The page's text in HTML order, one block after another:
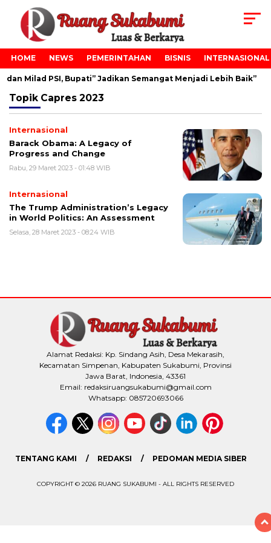
HOME NEWS PEMERINTAHAN BISNIS INTERNASIONAL
Milad PSI, Bupati” Jadikan Semangat Menjadi Lebih Baik”
Topik Capres 2023
Internasional
Barack Obama: A Legacy of
Progress and Change
Rabu, 29 Maret 2023 - 01:48 WIB
Internasional
The Trump Administration’s Legacy
in World Politics: An Assessment
Selasa, 28 Maret 2023 - 08:24 WIB
Alamat Redaksi: Kp. Sindang Asih, Desa Mekarasih,
Kecamatan Simpenan, Kabupaten Sukabumi, Provinsi
Jawa Barat, Indonesia, 43361
Email: redaksiruangsukabumi@gmail.com
Whatsapp: 085720693066
TENTANG KAMI REDAKSI PEDOMAN MEDIA SIBER
COPYRIGHT © 2026 RUANG SUKABUMI - ALL RIGHTS RESERVED